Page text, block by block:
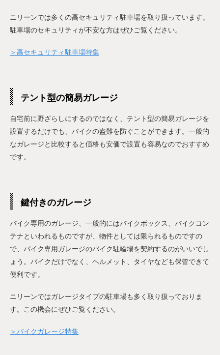
ニリーンでは多くの高セキュリティ駐車場を取り扱っています。
駐車場のセキュリティが不安な方はぜひご覧ください。
＞高セキュリティ駐車場特集
テント型の簡易ガレージ
自宅前に野ざらしにするのではなく、テント型の簡易ガレージを
設置するだけでも、バイクの盗難を防ぐことができます。一般的
なガレージと比較すると価格も安価で設置も容易なのでおすすめ
です。
鍵付きのガレージ
バイク専用のガレージ、一般的にはバイクボックス、バイクコン
テナといわれるものですが、物件としては限られるものですの
で、バイク専用ガレージのバイク駐輪場を契約するのがいいでし
ょう。バイクだけでなく、ヘルメット、タイヤなども保管できて
便利です。
ニリーンではガレージタイプの駐車場も多く取り扱っておりま
す。この機会にぜひご覧ください。
＞バイクガレージ特集